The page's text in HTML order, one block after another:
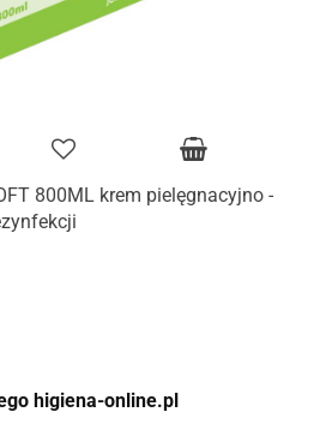
800ML krem pielęgnacyjno -
higiena-online.pl